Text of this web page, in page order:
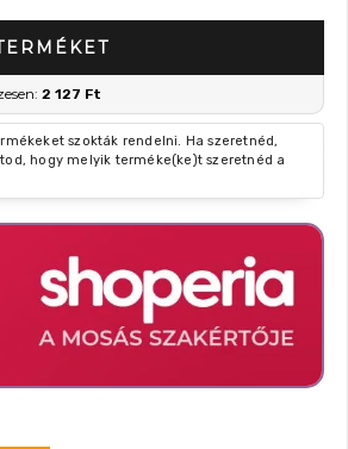
2 127 Ft
szokták rendelni. Ha szeretnéd,
hogy melyik terméke(ke)t szeretnéd a